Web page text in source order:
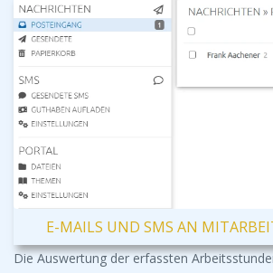
E-MAILS UND SMS AN
Die Auswertung der erfassten